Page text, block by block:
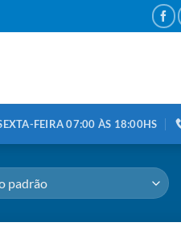
FEIRA 07:00 ÀS 18:00HS